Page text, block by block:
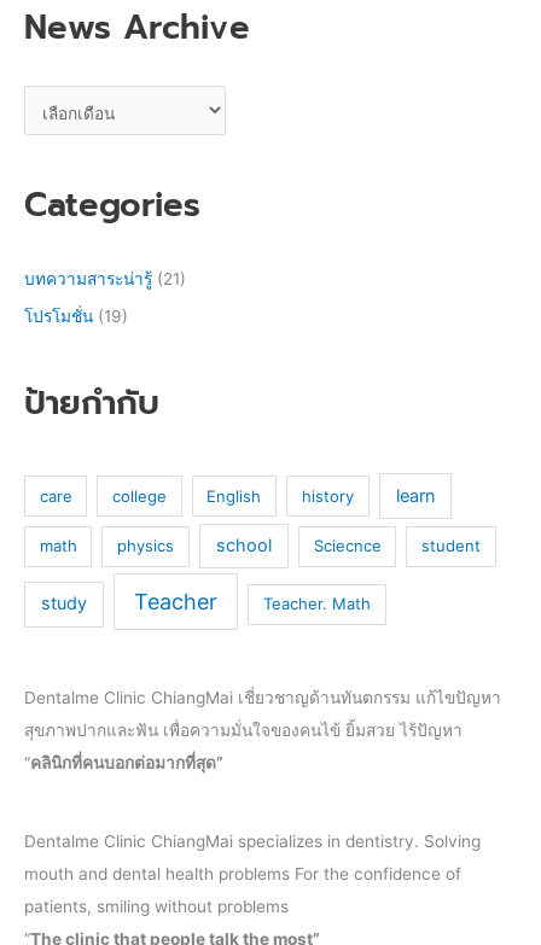
News Archive
Categories
บทความสาระน่ารู้ (21)
โปรโมชั่น (19)
ป้ายกำกับ
care college English history learn
math physics school Sciecnce student
study Teacher Teacher. Math
Dentalme Clinic ChiangMai เชี่ยวชาญด้านทันตกรรม แก้ไขปัญหา
สุขภาพปากและฟัน เพื่อความมั่นใจของคนไข้ ยิ้มสวย ไร้ปัญหา
“คลินิกที่คนบอกต่อมากที่สุด”
Dentalme Clinic ChiangMai specializes in dentistry. Solving
mouth and dental health problems For the confidence of
patients, smiling without problems
“The clinic that people talk the most”